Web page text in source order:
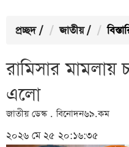
প্রচ্ছদ / জাতীয় /
রামিসার মামলায়
এলো
জাতীয় ডেস্ক . বিনোদন৬৯.কম
২০২৬ মে ২৫ ২০:১৬:৩৫